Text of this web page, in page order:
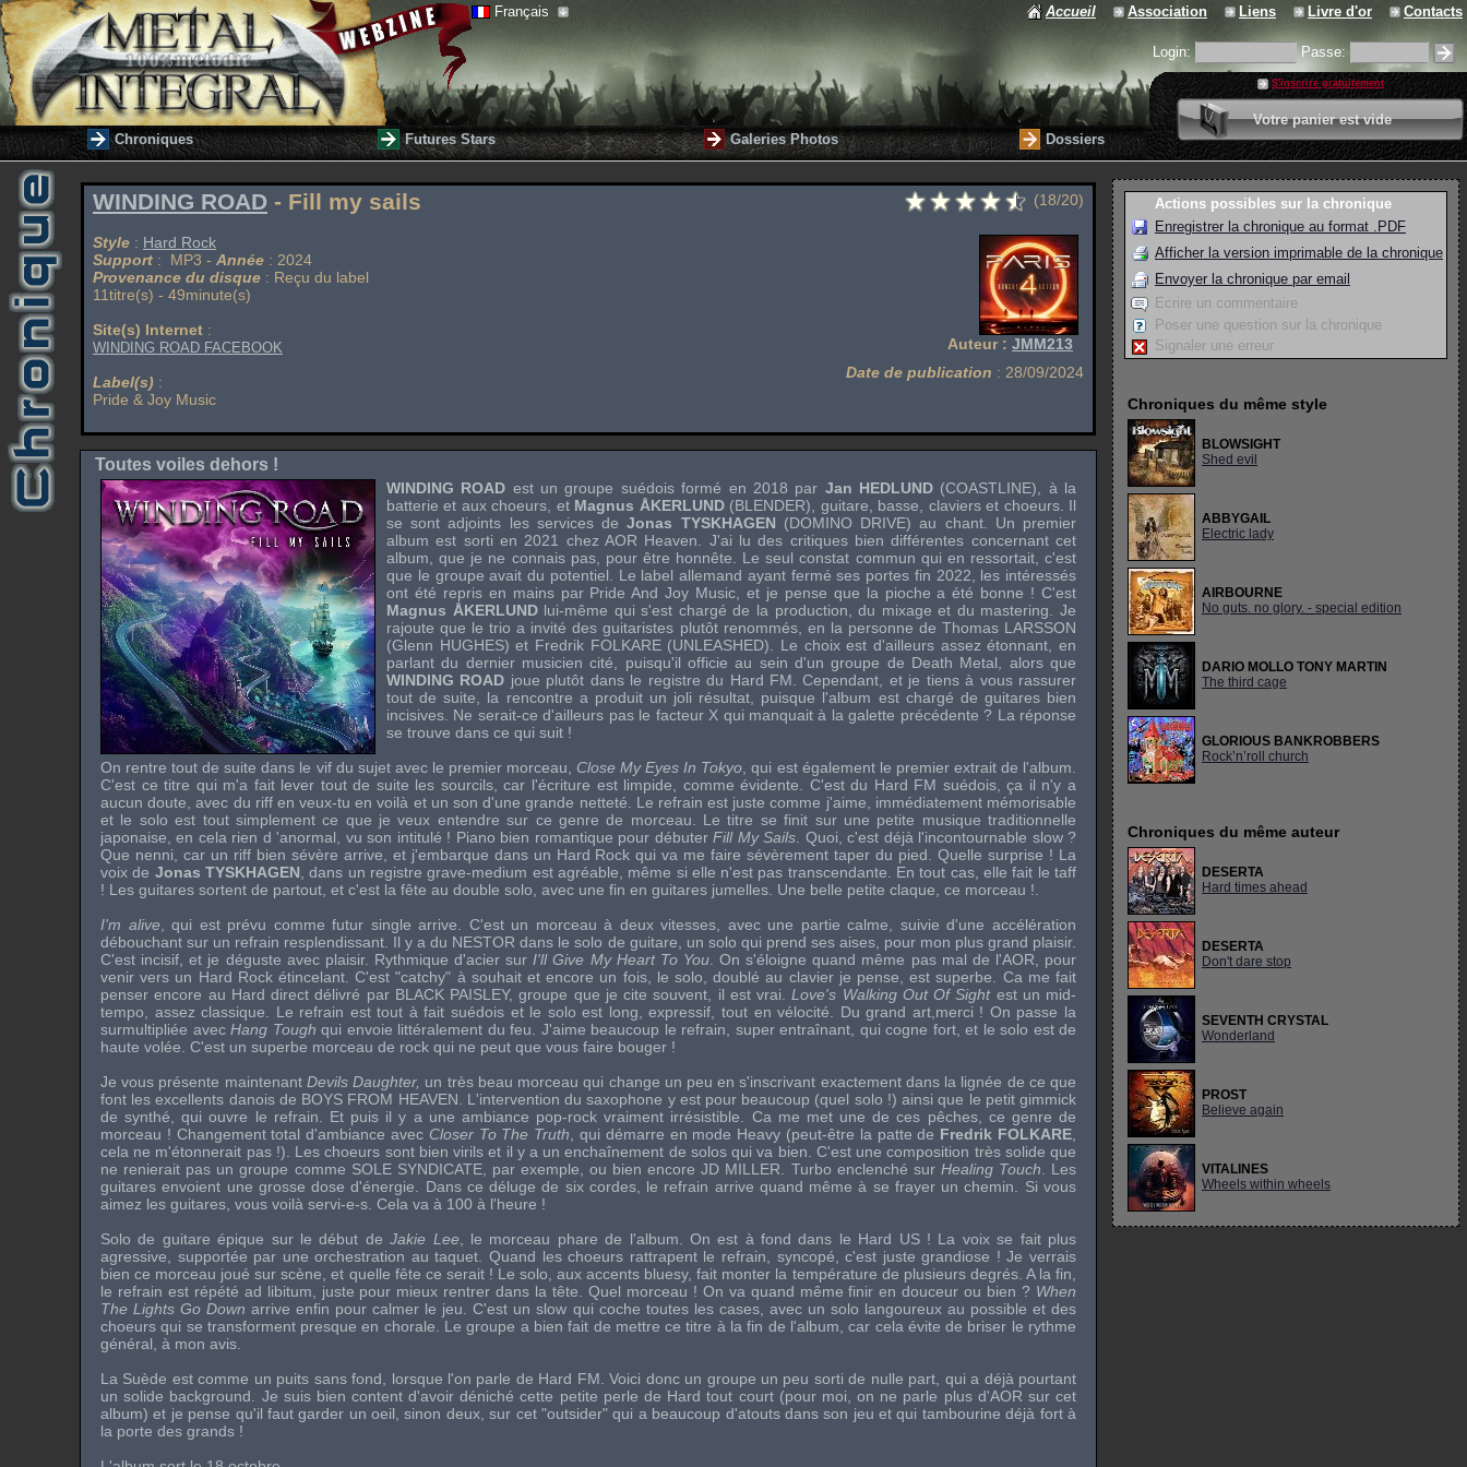
Français Accueil Association Liens Livre d'or Contacts
Login: Passe:
S'inscrire gratuitement
Votre panier est vide
0 article
Valider votre panier
Chroniques Futures Stars Galeries Photos Dossiers
WINDING ROAD - Fill my sails
Style : Hard Rock
Support : MP3 - Année : 2024
Provenance du disque : Reçu du label
11titre(s) - 49minute(s)
Site(s) Internet :
WINDING ROAD FACEBOOK
Label(s) :
Pride & Joy Music
(18/20)
Auteur : JMM213
Date de publication : 28/09/2024
Toutes voiles dehors !
WINDING ROAD est un groupe suédois formé en 2018 par Jan HEDLUND(COASTLINE), à la
batterie et aux choeurs, et Magnus ÅKERLUND(BLENDER), guitare, basse, claviers et choeurs. Il
se sont adjoints les services deJonas TYSKHAGEN (DOMINO DRIVE) au chant. Un premier
album est sorti en 2021 chez AOR Heaven . J'ai lu des critiques bien différentes concernant cet
album, que je ne connais pas, pour être honnête. Le seul constat commun qui en ressortait, c'est
que le groupe avait du potentiel. Le label allemand ayant fermé ses portes fin 2022, les intéressés
ont été repris en mains par Pride And Joy Music , et je pense que la pioche a été bonne ! C'est
Magnus ÅKERLUNDlui-même qui s'est chargé de la production, du mixage et du mastering. Je
rajoute que le trio a invité des guitaristes plutôt renommés, en la personne de Thomas LARSSON
(Glenn HUGHES) et Fredrik FOLKARE(UNLEASHED). Le choix est d'ailleurs assez étonnant, en
parlant du dernier musicien cité, puisqu'il officie au sein d'un groupe de Death Metal, alors que
WINDING ROAD joue plutôt dans le registre du Hard FM. Cependant, et je tiens à vous rassurer
tout de suite, la rencontre a produit un joli résultat, puisque l'album est chargé de guitares bien
incisives. Ne serait-ce d'ailleurs pas le facteur X qui manquait à la galette précédente ? La réponse
se trouve dans ce qui suit !
On rentre tout de suite dans le vif du sujet avec le premier morceau, Close My Eyes In Tokyo , qui est également le premier extrait de l'album.
C'est ce titre qui m'a fait lever tout de suite les sourcils, car l'écriture est limpide, comme évidente. C'est du Hard FM suédois, ça il n'y a
aucun doute, avec du riff en veux-tu en voilà et un son d'une grande netteté. Le refrain est juste comme j'aime, immédiatement mémorisable
et le solo est tout simplement ce que je veux entendre sur ce genre de morceau. Le titre se finit sur une petite musique traditionnelle
japonaise, en cela rien d 'anormal, vu son intitulé ! Piano bien romantique pour débuterFill My Sails . Quoi, c'est déjà l'incontournable slow ?
Que nenni, car un riff bien sévère arrive, et j'embarque dans un Hard Rock qui va me faire sévèrement taper du pied. Quelle surprise ! La
voix de Jonas TYSKHAGEN , dans un registre grave-medium est agréable, même si elle n'est pas transcendante. En tout cas, elle fait le taff
! Les guitares sortent de partout, et c'est la fête au double solo, avec une fin en guitares jumelles. Une belle petite claque, ce morceau !.
I'm alive , qui est prévu comme futur single arrive. C'est un morceau à deux vitesses, avec une partie calme, suivie d'une accélération
débouchant sur un refrain resplendissant. Il y a du NESTOR dans le solo de guitare, un solo qui prend ses aises, pour mon plus grand plaisir.
C'est incisif, et je déguste avec plaisir. Rythmique d'acier sur I'll Give My Heart To You. On s'éloigne quand même pas mal de l'AOR, pour
venir vers un Hard Rock étincelant. C'est "catchy" à souhait et encore un fois, le solo, doublé au clavier je pense, est superbe. Ca me fait
penser encore au Hard direct délivré par BLACK PAISLEY, groupe que je cite souvent, il est vrai.Love's Walking Out Of Sightest un mid-
tempo, assez classique. Le refrain est tout à fait suédois et le solo est long, expressif, tout en vélocité. Du grand art,merci ! On passe la
surmultipliée avec Hang Tough qui envoie littéralement du feu. J'aime beaucoup le refrain, super entraînant, qui cogne fort, et le solo est de
haute volée. C'est un superbe morceau de rock qui ne peut que vous faire bouger !
Je vous présente maintenant Devils Daughter, un très beau morceau qui change un peu en s'inscrivant exactement dans la lignée de ce que
font les excellents danois de BOYS FROM HEAVEN . L'intervention du saxophone y est pour beaucoup (quel solo !) ainsi que le petit gimmick
de synthé, qui ouvre le refrain. Et puis il y a une ambiance pop-rock vraiment irrésistible. Ca me met une de ces pêches, ce genre de
morceau ! Changement total d'ambiance avec Closer To The Truth , qui démarre en mode Heavy (peut-être la patte de Fredrik FOLKARE
cela ne m'étonnerait pas !). Les choeurs sont bien virils et il y a un enchaînement de solos qui va bien. C'est une composition très solide que
ne renierait pas un groupe comme SOLE SYNDICATE, par exemple, ou bien encoreJD MILLER . Turbo enclenché sur Healing Touch . Les
guitares envoient une grosse dose d'énergie. Dans ce déluge de six cordes, le refrain arrive quand même à se frayer un chemin. Si vous
aimez les guitares, vous voilà servi-e-s. Cela va à 100 à l'heure !
Solo de guitare épique sur le début deJakie Lee , le morceau phare de l'album. On est à fond dans le Hard US ! La voix se fait plus
agressive, supportée par une orchestration au taquet. Quand les choeurs rattrapent le refrain, syncopé, c'est juste grandiose ! Je verrais
bien ce morceau joué sur scène, et quelle fête ce serait ! Le solo, aux accents bluesy, fait monter la température de plusieurs degrés. A la fin,
le refrain est répété ad libitum, juste pour mieux rentrer dans la tête. Quel morceau ! On va quand même finir en douceur ou bien ? When
The Lights Go Down arrive enfin pour calmer le jeu. C'est un slow qui coche toutes les cases, avec un solo langoureux au possible et des
choeurs qui se transforment presque en chorale. Le groupe a bien fait de mettre ce titre à la fin de l'album, car cela évite de briser le rythme
général, à mon avis.
La Suède est comme un puits sans fond, lorsque l'on parle de Hard FM. Voici donc un groupe un peu sorti de nulle part, qui a déjà pourtant
un solide background. Je suis bien content d'avoir déniché cette petite perle de Hard tout court (pour moi, on ne parle plus d'AOR sur cet
album) et je pense qu'il faut garder un oeil, sinon deux, sur cet "outsider" qui a beaucoup d'atouts dans son jeu et qui tambourine déjà fort à
la porte des grands !
Actions possibles sur la chronique
Enregistrer la chronique au format .PDF
Afficher la version imprimable de la chronique
Envoyer la chronique par email
Ecrire un commentaire
Poser une question sur la chronique
Signaler une erreur
Chroniques du même style
BLOWSIGHT
Shed evil
ABBYGAIL
Electric lady
AIRBOURNE
No guts. no glory. - special edition
DARIO MOLLO TONY MARTIN
The third cage
GLORIOUS BANKROBBERS
Rock’n’roll church
Chroniques du même auteur
DESERTA
Hard times ahead
DESERTA
Don't dare stop
SEVENTH CRYSTAL
Wonderland
PROST
Believe again
VITALINES
Wheels within wheels